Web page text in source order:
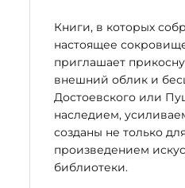
Книги, в которых
настоящее
приглашает
внешний облик и
Достоевского или
наследием,
созданы не только
произведением
библиотеки.